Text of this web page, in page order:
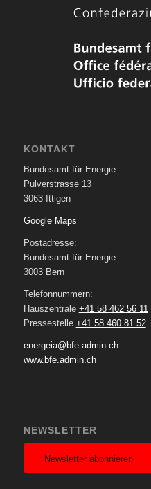
KONTAKT
Bundesamt für Energie
Pulverstrasse 13
3063 Ittigen
Google Maps
Postadresse:
Bundesamt für Energie
3003 Bern
Telefonnummern:
Hauszentrale +41 58 462 56 11
Pressestelle +41 58 460 81 52
energeia@bfe.admin.ch
www.bfe.admin.ch
NEWSLETTER
Newsletter abonnieren